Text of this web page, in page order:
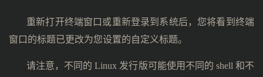
重新打开终端窗口或重新登录到系统后，您将看到终端
窗口的标题已更改为您设置的自定义标题。
请注意，不同的 Linux 发行版可能使用不同的 shell 和不